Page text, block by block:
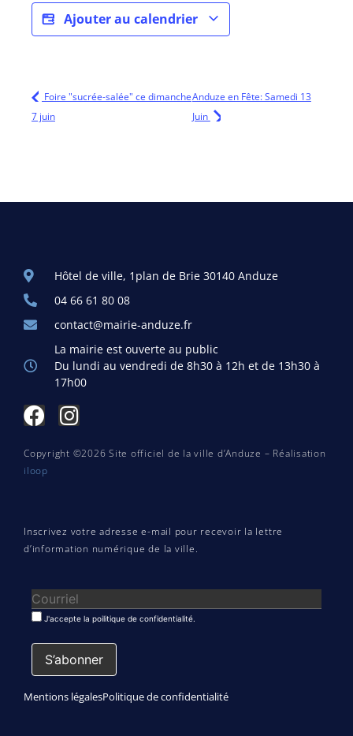
Ajouter au calendrier
Foire "sucrée-salée" ce dimanche
7 juin
Anduze en Fête: Samedi 13
Juin
Hôtel de ville, 1plan de Brie 30140 Anduze
04 66 61 80 08
contact@mairie-anduze.fr
La mairie est ouverte au public
Du lundi au vendredi de 8h30 à 12h et de 13h30 à
17h00
Copyright ©2026 Site officiel de la ville d’Anduze – Réalisation
iloop
Inscrivez votre adresse e-mail pour recevoir la lettre
d’information numérique de la ville.
J'accepte la poilitique de confidentialité.
Mentions légalesPolitique de confidentialité